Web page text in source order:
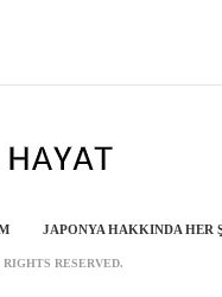
JAPONYA HAKKINDA HER
RESERVED.